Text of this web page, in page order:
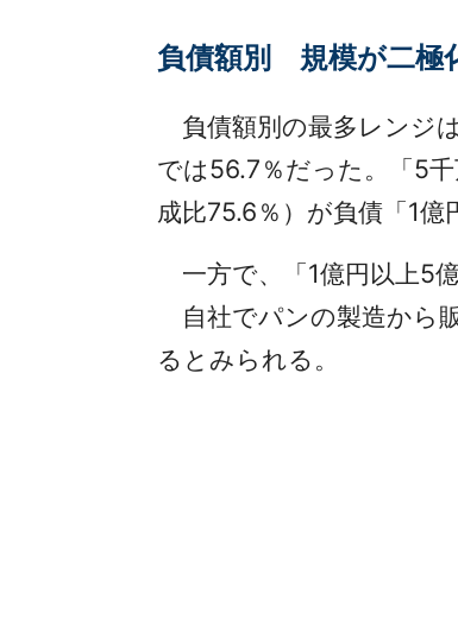
負債額別 規模が二極
負債額別の最多レンジ
では56.7％だった。「5
成比75.6％）が負債「1億
一方で、「1億円以上5
自社でパンの製造から
るとみられる。